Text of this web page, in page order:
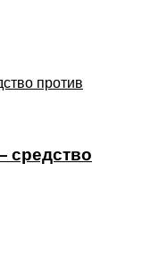
средство